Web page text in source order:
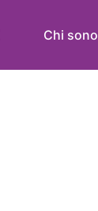
Chi sono